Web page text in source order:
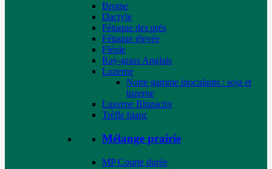
Brome
Dactyle
Fétuque des prés
Fétuque élevée
Fléole
Ray-grass Anglais
Luzerne
Notre gamme inoculants : soja et
luzerne
Luzerne Rhizactiv
Trèfle blanc
Mélange prairie
MP Courte durée